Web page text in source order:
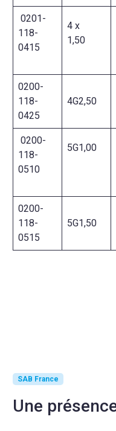
0201-
118-
0415
4 x
1,50
0200-
118-
0425
4G2,50
0200-
118-
0510
5G1,00
0200-
118-
0515
5G1,50
SAB France
Une